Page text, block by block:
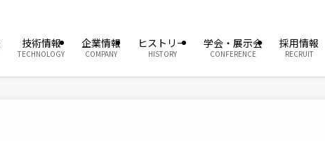
技術情報
TECHNOLOGY
企業情報
COMPANY
ヒストリー
HISTORY
学会・展示会
CONFERENCE
採用情報
RECRUIT